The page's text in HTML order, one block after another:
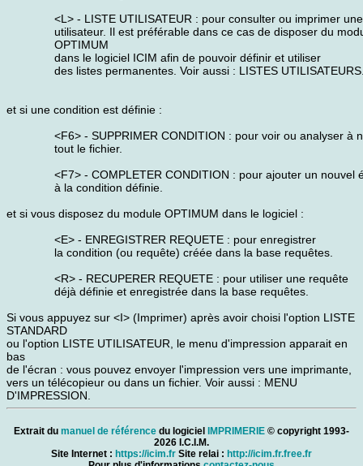
<L> - LISTE UTILISATEUR : pour consulter ou imprimer
utilisateur. Il est préférable dans ce cas de disposer du
OPTIMUM
dans le logiciel ICIM afin de pouvoir définir et utiliser
des listes permanentes. Voir aussi : LISTES
et si une condition est définie :
<F6> - SUPPRIMER CONDITION : pour voir ou analyser à
tout le fichier.
<F7> - COMPLETER CONDITION : pour ajouter un nouvel
à la condition définie.
et si vous disposez du module OPTIMUM dans le logiciel :
<E> - ENREGISTRER REQUETE : pour enregistrer
la condition (ou requête) créée dans la base requêtes.
<R> - RECUPERER REQUETE : pour utiliser une requête
déjà définie et enregistrée dans la base requêtes.
Si vous appuyez sur <I> (Imprimer) après avoir choisi l'option LISTE
STANDARD
ou l'option LISTE UTILISATEUR, le menu d'impression apparait en
bas
de l'écran : vous pouvez envoyer l'impression vers une imprimante,
vers un télécopieur ou dans un fichier. Voir aussi : MENU
D'IMPRESSION.
Extrait du manuel de référence du logiciel IMPRIMERIE © copyright 1993-
2026 I.C.I.M.
Site Internet : https://icim.fr Site relai : http://icim.fr.free.fr